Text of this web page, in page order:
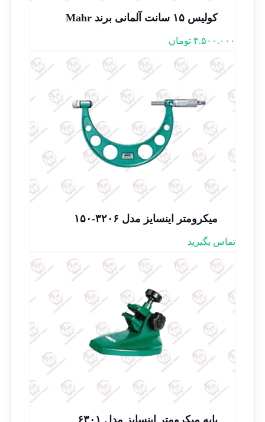
کولیس ۱۵ سانت آلمانی برند Mahr
۴.۵۰۰.۰۰۰ تومان
میکرومتر اینسایز مدل ۳۲۰۶-۱۵۰
تماس بگیرید